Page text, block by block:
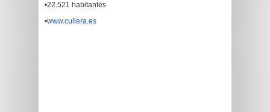
•22.521 habitantes
•www.cullera.es